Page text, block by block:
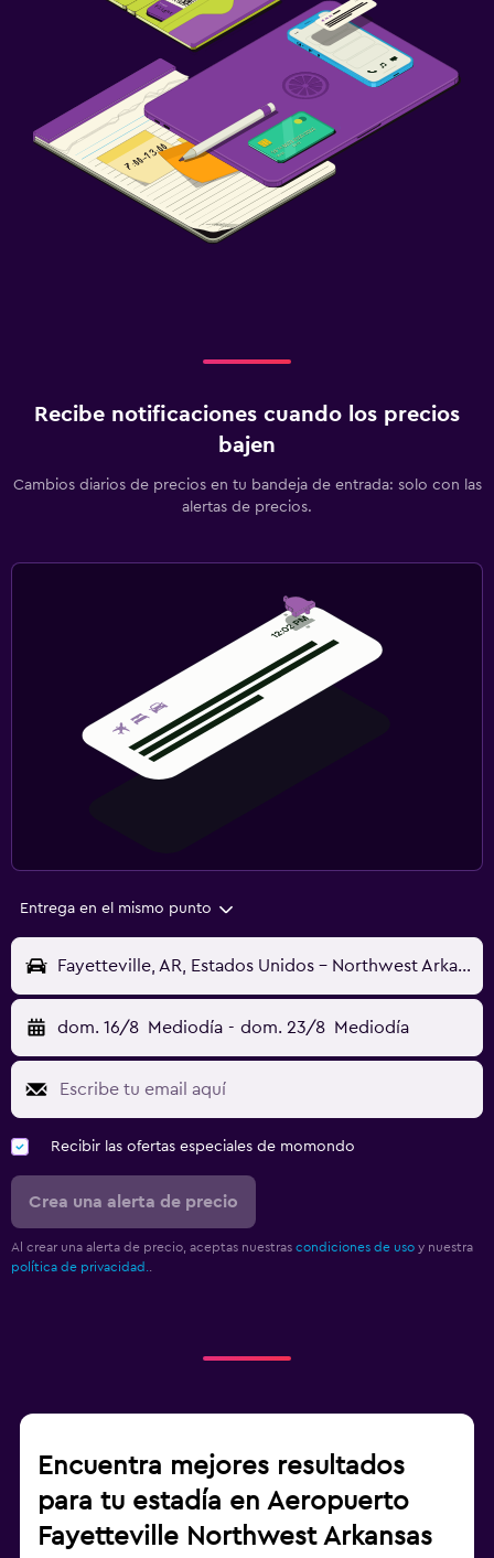
Recibe notificaciones cuando los precios
bajen
Cambios diarios de precios en tu bandeja de entrada: solo con las
alertas de precios.
Entrega en el mismo punto
Fayetteville, AR, Estados Unidos - Northwest Arkansas (XNA)
dom. 16/8 Mediodía - dom. 23/8 Mediodía
Recibir las ofertas especiales de momondo
Crea una alerta de precio
Al crear una alerta de precio, aceptas nuestras condiciones de uso y nuestra
política de privacidad..
Encuentra mejores resultados
para tu estadía en Aeropuerto
Fayetteville Northwest Arkansas